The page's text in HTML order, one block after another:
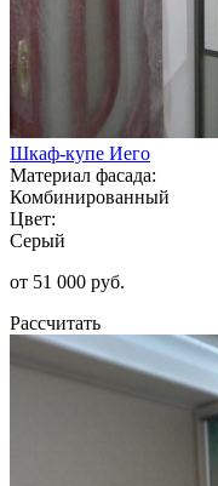
Шкаф-купе Иего
Материал фасада:
Комбинированный
Цвет:
Серый
от 51 000 руб.
Рассчитать